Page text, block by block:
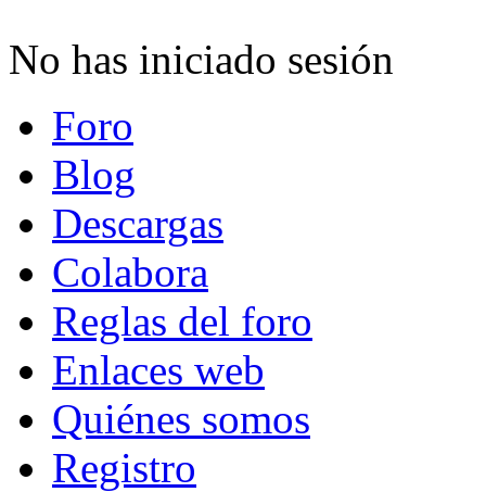
No has iniciado sesión
Foro
Blog
Descargas
Colabora
Reglas del foro
Enlaces web
Quiénes somos
Registro